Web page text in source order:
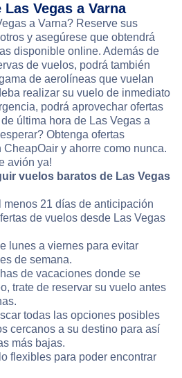
Vegas a Varna
a Varna? Reserve sus
y asegúrese que obtendrá
disponible online. Además de
de vuelos, podrá también
de aerolíneas que vuelan
realizar su vuelo de inmediato
podrá aprovechar ofertas
última hora de Las Vegas a
Obtenga ofertas
y ahorre como nunca.
avión ya!
vuelos baratos de Las Vegas
menos 21 días de anticipación
de vuelos desde Las Vegas
lunes a viernes para evitar
de semana.
de vacaciones donde se
trate de reservar su vuelo antes
todas las opciones posibles
cercanos a su destino para así
más bajas.
flexibles para poder encontrar